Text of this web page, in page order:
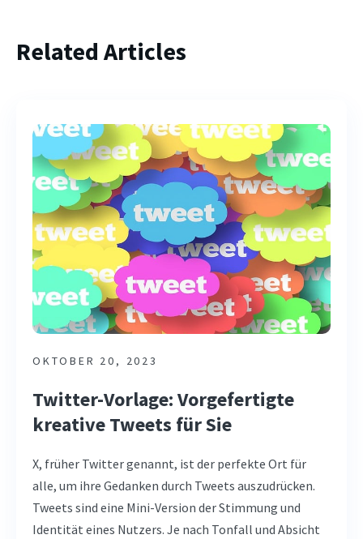
Related Articles
OKTOBER 20, 2023
Twitter-Vorlage: Vorgefertigte
kreative Tweets für Sie
X, früher Twitter genannt, ist der perfekte Ort für
alle, um ihre Gedanken durch Tweets auszudrücken.
Tweets sind eine Mini-Version der Stimmung und
Identität eines Nutzers. Je nach Tonfall und Absicht